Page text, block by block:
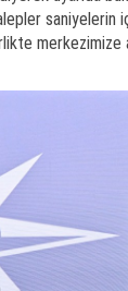
saniyelerin